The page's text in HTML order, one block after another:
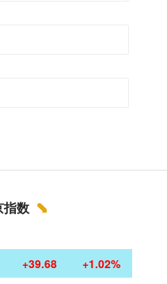
指数
+39.68 +1.02%